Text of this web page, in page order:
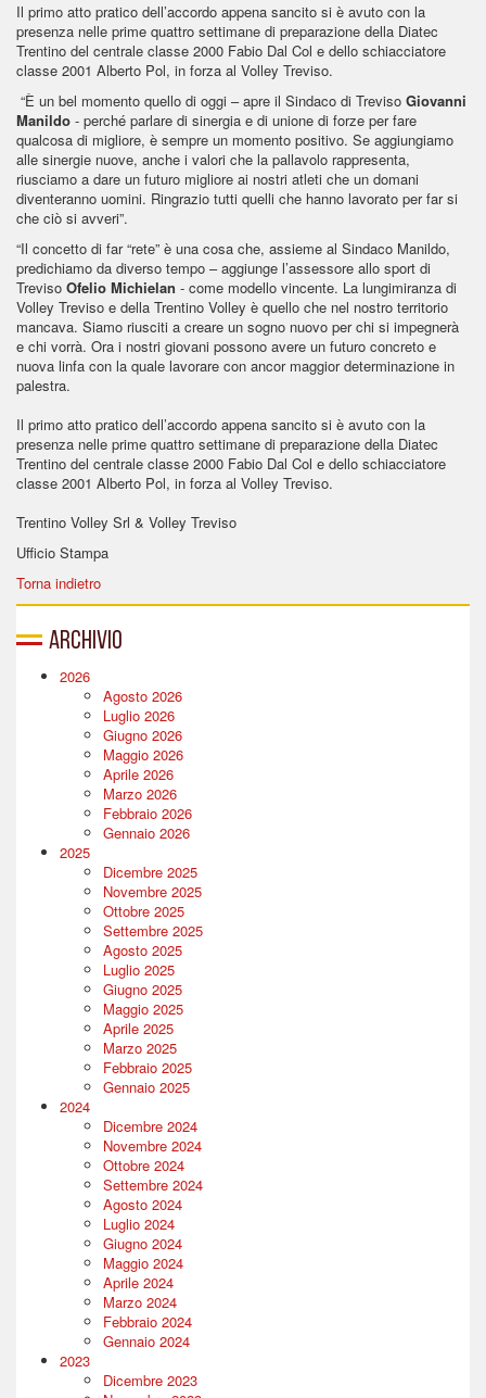
Il primo atto pratico dell’accordo appena sancito si è avuto con la
presenza nelle prime quattro settimane di preparazione della Diatec
Trentino del centrale classe 2000 Fabio Dal Col e dello schiacciatore
classe 2001 Alberto Pol, in forza al Volley Treviso.
“È un bel momento quello di oggi – apre il Sindaco di Treviso Giovanni
Manildo - perché parlare di sinergia e di unione di forze per fare
qualcosa di migliore, è sempre un momento positivo. Se aggiungiamo
alle sinergie nuove, anche i valori che la pallavolo rappresenta,
riusciamo a dare un futuro migliore ai nostri atleti che un domani
diventeranno uomini. Ringrazio tutti quelli che hanno lavorato per far si
che ciò si avveri”.
“Il concetto di far “rete” è una cosa che, assieme al Sindaco Manildo,
predichiamo da diverso tempo – aggiunge l’assessore allo sport di
Treviso Ofelio Michielan - come modello vincente. La lungimiranza di
Volley Treviso e della Trentino Volley è quello che nel nostro territorio
mancava. Siamo riusciti a creare un sogno nuovo per chi si impegnerà
e chi vorrà. Ora i nostri giovani possono avere un futuro concreto e
nuova linfa con la quale lavorare con ancor maggior determinazione in
palestra.
Il primo atto pratico dell’accordo appena sancito si è avuto con la
presenza nelle prime quattro settimane di preparazione della Diatec
Trentino del centrale classe 2000 Fabio Dal Col e dello schiacciatore
classe 2001 Alberto Pol, in forza al Volley Treviso.
Trentino Volley Srl & Volley Treviso
Ufficio Stampa
Torna indietro
Archivio
2026
Agosto 2026
Luglio 2026
Giugno 2026
Maggio 2026
Aprile 2026
Marzo 2026
Febbraio 2026
Gennaio 2026
2025
Dicembre 2025
Novembre 2025
Ottobre 2025
Settembre 2025
Agosto 2025
Luglio 2025
Giugno 2025
Maggio 2025
Aprile 2025
Marzo 2025
Febbraio 2025
Gennaio 2025
2024
Dicembre 2024
Novembre 2024
Ottobre 2024
Settembre 2024
Agosto 2024
Luglio 2024
Giugno 2024
Maggio 2024
Aprile 2024
Marzo 2024
Febbraio 2024
Gennaio 2024
2023
Dicembre 2023